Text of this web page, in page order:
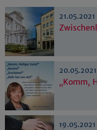
21.05.2021
20.05.2021
„Komm,
19.05.2021